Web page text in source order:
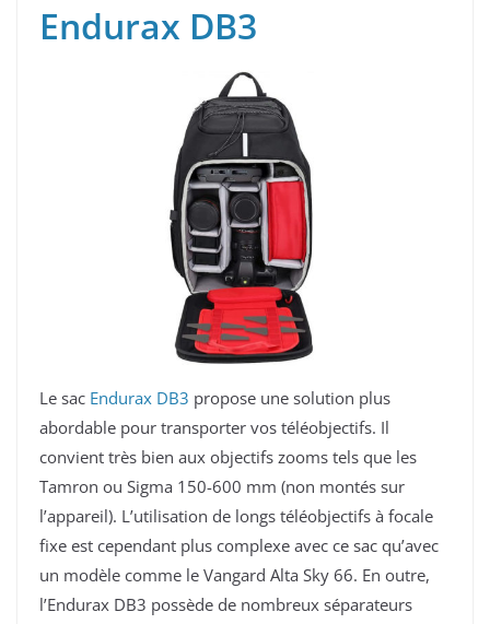
Endurax DB3
Le sac Endurax DB3 propose une solution plus
abordable pour transporter vos téléobjectifs. Il
convient très bien aux objectifs zooms tels que les
Tamron ou Sigma 150-600 mm (non montés sur
l’appareil). L’utilisation de longs téléobjectifs à focale
fixe est cependant plus complexe avec ce sac qu’avec
un modèle comme le Vangard Alta Sky 66. En outre,
l’Endurax DB3 possède de nombreux séparateurs